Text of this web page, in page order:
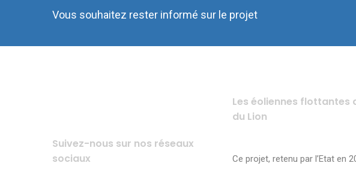
Vous souhaitez rester informé sur le projet
Suivez-nous sur nos réseaux
sociaux
Les éoliennes flottantes
du Lion
Ce projet, retenu par l’Etat en